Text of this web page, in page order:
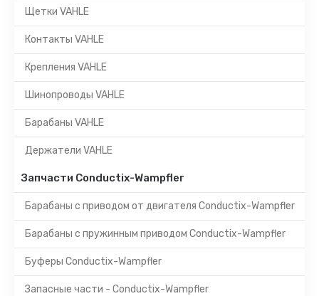
Щетки VAHLE
Контакты VAHLE
Крепления VAHLE
Шинопроводы VAHLE
Барабаны VAHLE
Держатели VAHLE
Запчасти Conductix-Wampfler
Барабаны с приводом от двигателя Conductix-Wampfler
Барабаны с пружинным приводом Conductix-Wampfler
Буферы Conductix-Wampfler
Запасные части - Conductix-Wampfler